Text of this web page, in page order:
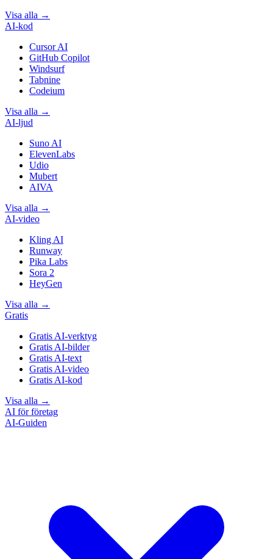
Visa alla →
AI-kod
Cursor AI
GitHub Copilot
Windsurf
Tabnine
Codeium
Visa alla →
AI-ljud
Suno AI
ElevenLabs
Udio
Mubert
AIVA
Visa alla →
AI-video
Kling AI
Runway
Pika Labs
Sora 2
HeyGen
Visa alla →
Gratis
Gratis AI-verktyg
Gratis AI-bilder
Gratis AI-text
Gratis AI-video
Gratis AI-kod
Visa alla →
AI för företag
AI-Guiden